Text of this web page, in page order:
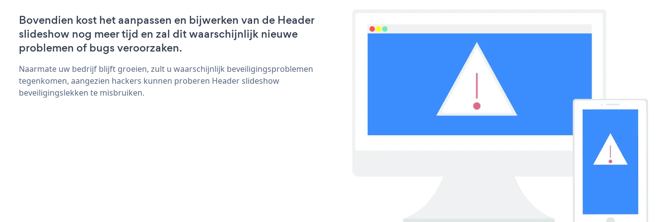
Bovendien kost het aanpassen en bijwerken van de Header
slideshow nog meer tijd en zal dit waarschijnlijk nieuwe
problemen of bugs veroorzaken.
Naarmate uw bedrijf blijft groeien, zult u waarschijnlijk beveiligingsproblemen
tegenkomen, aangezien hackers kunnen proberen Header slideshow
beveiligingslekken te misbruiken.